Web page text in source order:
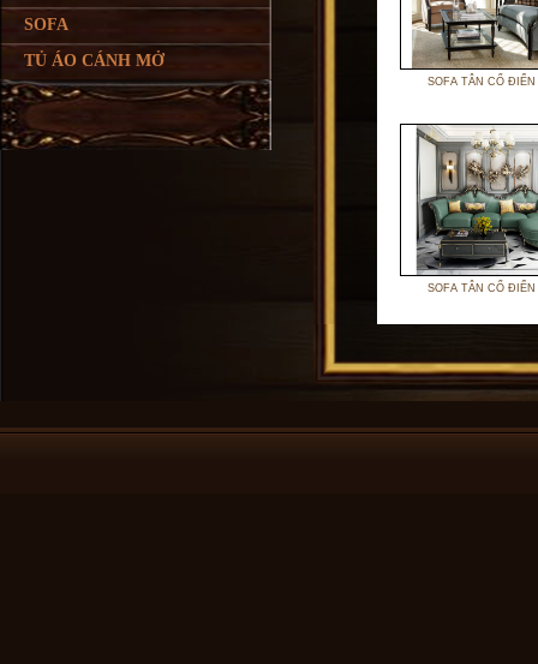
SOFA
TỦ ÁO CÁNH MỞ
SOFA TÂN CỔ ĐIỂN
SOFA TÂN CỔ ĐIỂN